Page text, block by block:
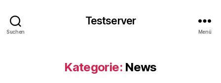
Suchen
Testserver
Menü
Kategorie: News